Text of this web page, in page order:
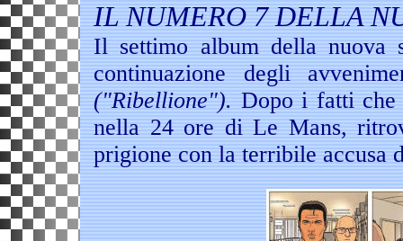
IL NUMERO 7 DELLA
Il settimo album della nuova
continuazione degli
("Ribellione"). Dopo i fatti
nella 24 ore di Le Mans,
prigione con la terribile